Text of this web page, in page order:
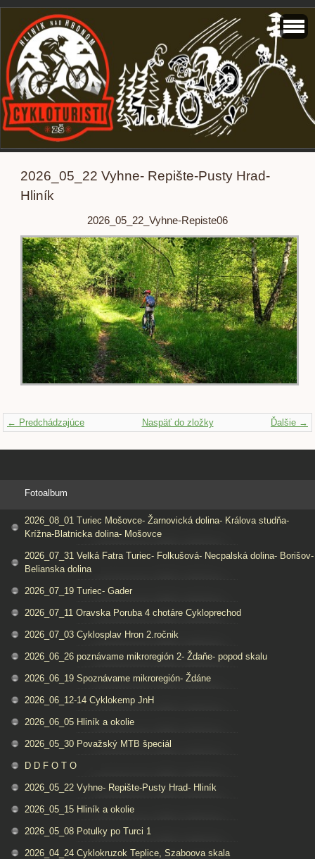
2026_05_22 Vyhne- Repište-Pusty Hrad-
Hliník
2026_05_22_Vyhne-Repiste06
← Predchádzajúce Ďalšie →
Naspäť do zložky
Fotoalbum
2026_08_01 Turiec Mošovce- Žarnovická dolina- Králova studňa-
Krížna-Blatnicka dolina- Mošovce
2026_07_31 Velká Fatra Turiec- Folkušová- Necpalská dolina- Borišov-
Belianska dolina
2026_07_19 Turiec- Gader
2026_07_11 Oravska Poruba 4 chotáre Cykloprechod
2026_07_03 Cyklosplav Hron 2.ročnik
2026_06_26 poznávame mikroregión 2- Ždaňe- popod skalu
2026_06_19 Spoznávame mikroregión- Ždáne
2026_06_12-14 Cyklokemp JnH
2026_06_05 Hliník a okolie
2026_05_30 Považský MTB špeciál
D D F O T O
2026_05_22 Vyhne- Repište-Pusty Hrad- Hliník
2026_05_15 Hliník a okolie
2026_05_08 Potulky po Turci 1
2026_04_24 Cyklokruzok Teplice, Szaboova skala